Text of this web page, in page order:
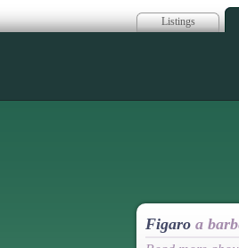
Listings
Figaro a